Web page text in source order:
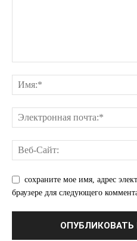
сохраните мое имя, адрес
браузере для следующего